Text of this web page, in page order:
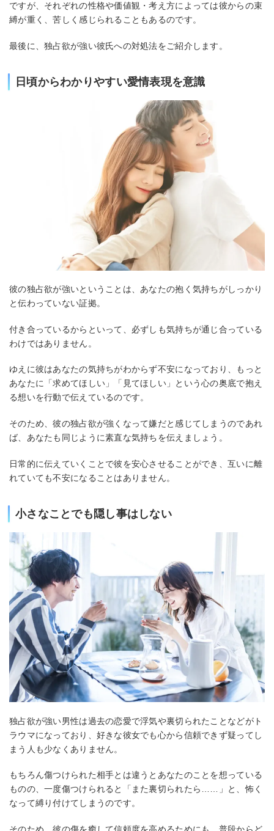
ですが、それぞれの性格や価値観・考え方によっては彼からの束
縛が重く、苦しく感じられることもあるのです。
最後に、独占欲が強い彼氏への対処法をご紹介します。
日頃からわかりやすい愛情表現を意識
彼の独占欲が強いということは、あなたの抱く気持ちがしっかり
と伝わっていない証拠。
付き合っているからといって、必ずしも気持ちが通じ合っている
わけではありません。
ゆえに彼はあなたの気持ちがわからず不安になっており、もっと
あなたに「求めてほしい」「見てほしい」という心の奥底で抱え
る想いを行動で伝えているのです。
そのため、彼の独占欲が強くなって嫌だと感じてしまうのであれ
ば、あなたも同じように素直な気持ちを伝えましょう。
日常的に伝えていくことで彼を安心させることができ、互いに離
れていても不安になることはありません。
小さなことでも隠し事はしない
独占欲が強い男性は過去の恋愛で浮気や裏切られたことなどがト
ラウマになっており、好きな彼女でも心から信頼できず疑ってし
まう人も少なくありません。
もちろん傷つけられた相手とは違うとあなたのことを想っている
ものの、一度傷つけられると「また裏切られたら……」と、怖く
なって縛り付けてしまうのです。